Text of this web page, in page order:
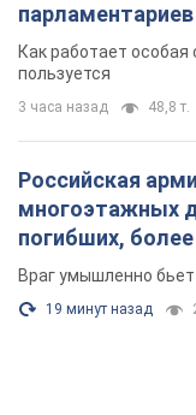
поселился
Как работает
пользуется
3 часа назад 48,8 т.
Российская
многоэтажных
погибших,
Враг умышленно
19 минут назад